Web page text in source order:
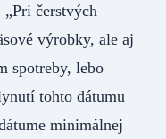
čerstvých
výrobky, ale aj
spotreby, lebo
tohto dátumu
minimálnej